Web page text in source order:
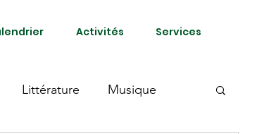
Activités Services
Littérature Musique